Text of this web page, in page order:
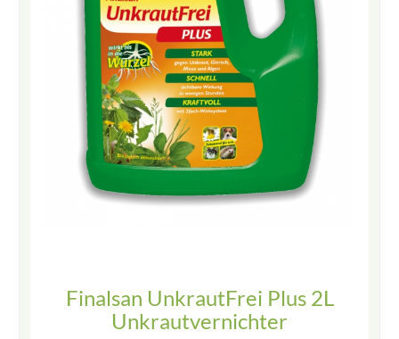
Finalsan UnkrautFrei Plus 2L
Unkrautvernichter